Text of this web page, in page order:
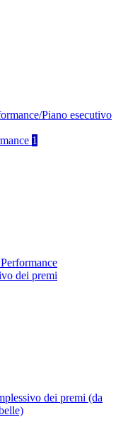
Piano esecutivo
1
dei premi
dei premi (da